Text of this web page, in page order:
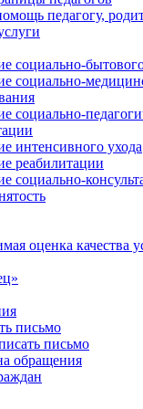
педагогу,
социально-
социально-
социально-
интенсивного ухода
реабилитации
социально-
оценка качества
письмо
письмо
обращения